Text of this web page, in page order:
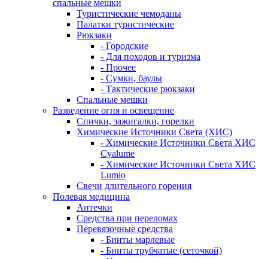
спальные мешки
Туристические чемоданы
Палатки туристические
Рюкзаки
- Городские
- Для походов и туризма
- Прочее
- Сумки, баулы
- Тактические рюкзаки
Спальные мешки
Разведение огня и освещение
Спички, зажигалки, горелки
Химические Источники Света (ХИС)
- Химические Источники Света ХИС
Cyalume
- Химические Источники Света ХИС
Lumio
Свечи длительного горения
Полевая медицина
Аптечки
Средства при переломах
Перевязочные средства
- Бинты марлевые
- Бинты трубчатые (сеточкой)